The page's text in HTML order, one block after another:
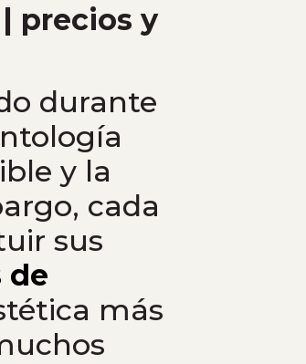
precios y
durante
y la
cada
sus
de
más